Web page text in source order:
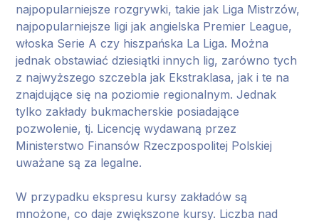
najpopularniejsze rozgrywki, takie jak Liga Mistrzów,
najpopularniejsze ligi jak angielska Premier League,
włoska Serie A czy hiszpańska La Liga. Można
jednak obstawiać dziesiątki innych lig, zarówno tych
z najwyższego szczebla jak Ekstraklasa, jak i te na
znajdujące się na poziomie regionalnym. Jednak
tylko zakłady bukmacherskie posiadające
pozwolenie, tj. Licencję wydawaną przez
Ministerstwo Finansów Rzeczpospolitej Polskiej
uważane są za legalne.
W przypadku ekspresu kursy zakładów są
mnożone, co daje zwiększone kursy. Liczba nad